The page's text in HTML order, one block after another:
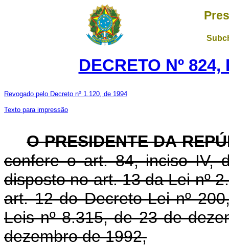
DECRETO Nº
Revogado pelo Decreto nº 1.120, de 1994
Texto para impressão
O PRESIDENTE DA
confere o art. 84, inciso IV,
disposto no art. 13 da Lei nº
art. 12 do Decreto-Lei nº
Leis nº 8.315, de 23 de
dezembro de 1992,